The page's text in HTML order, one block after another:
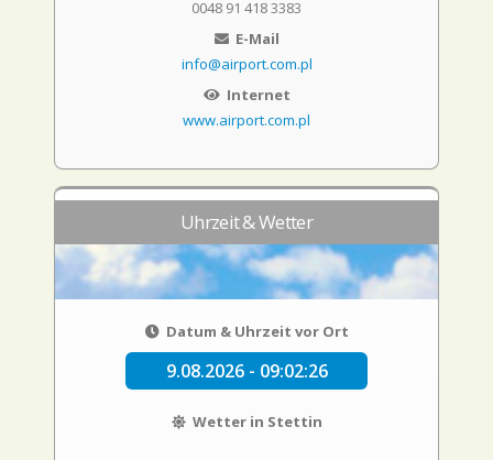
0048 91 418 3383
E-Mail
info@airport.com.pl
Internet
www.airport.com.pl
Uhrzeit & Wetter
Datum & Uhrzeit vor Ort
9.08.2026 - 09:02:27
Wetter in Stettin